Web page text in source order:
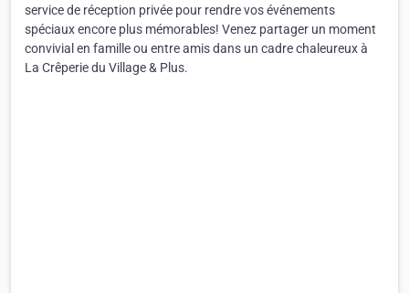
service de réception privée pour rendre vos événements
spéciaux encore plus mémorables! Venez partager un moment
convivial en famille ou entre amis dans un cadre chaleureux à
La Crêperie du Village & Plus.